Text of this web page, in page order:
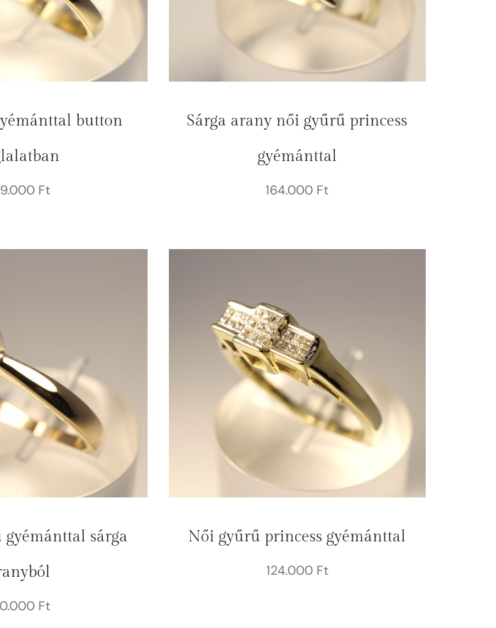
button
Ft
Sárga arany női gyűrű princess
gyémánttal
164.000 Ft
sárga
Ft
Női gyűrű princess gyémánttal
124.000 Ft